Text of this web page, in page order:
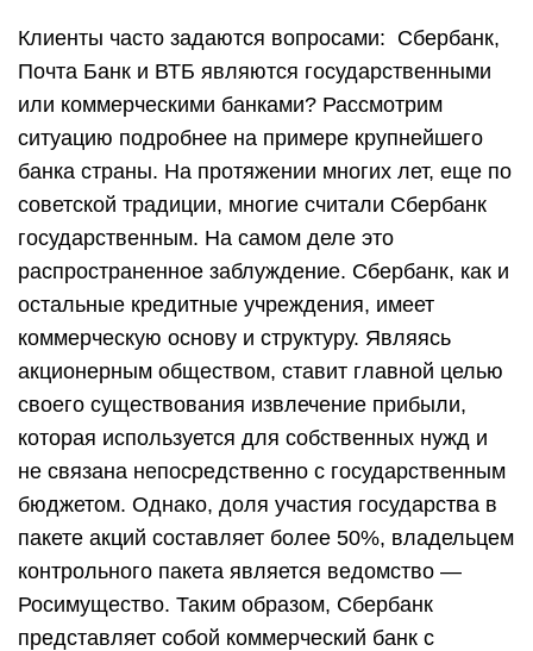
Клиенты часто задаются вопросами: Сбербанк,
Почта Банк и ВТБ являются государственными
или коммерческими банками? Рассмотрим
ситуацию подробнее на примере крупнейшего
банка страны. На протяжении многих лет, еще по
советской традиции, многие считали Сбербанк
государственным. На самом деле это
распространенное заблуждение. Сбербанк, как и
остальные кредитные учреждения, имеет
коммерческую основу и структуру. Являясь
акционерным обществом, ставит главной целью
своего существования извлечение прибыли,
которая используется для собственных нужд и
не связана непосредственно с государственным
бюджетом. Однако, доля участия государства в
пакете акций составляет более 50%, владельцем
контрольного пакета является ведомство —
Росимущество. Таким образом, Сбербанк
представляет собой коммерческий банк с